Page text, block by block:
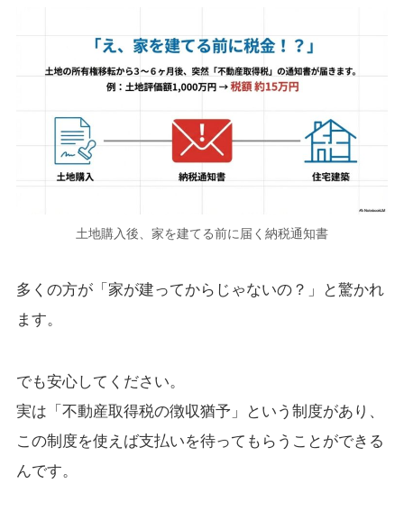
土地購入後、家を建てる前に届く納税通知書
多くの方が「家が建ってからじゃないの？」と驚かれ
ます。
でも安心してください。
実は「不動産取得税の徴収猶予」という制度があり、
この制度を使えば支払いを待ってもらうことができる
んです。